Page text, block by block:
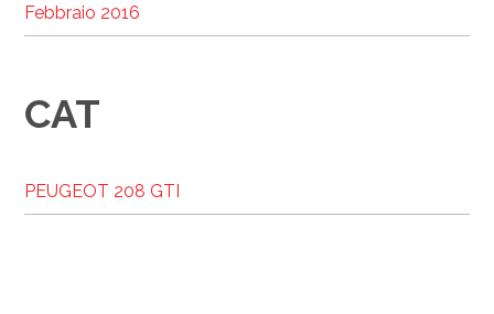
Febbraio 2016
CAT
PEUGEOT 208 GTI